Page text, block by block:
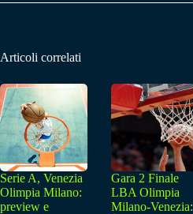
Articoli correlati
Serie A, Venezia
Olimpia Milano:
preview e
Gara 2 Finale
LBA Olimpia
Milano-Venezia: